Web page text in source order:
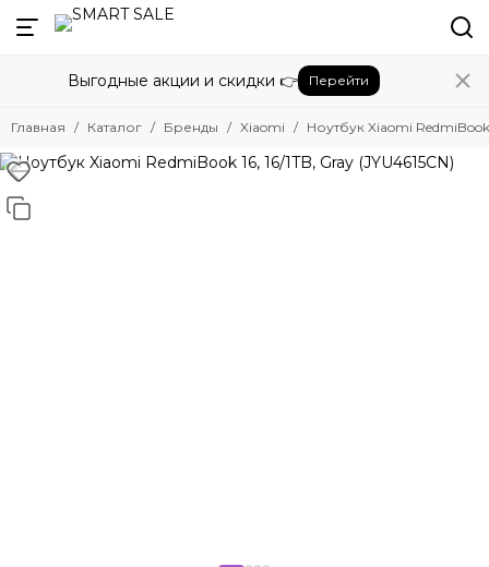
Назад
Бренды
Amazon
Apple
Bose
Выгодные акции и скидки 👉 Перейти
Главная Каталог Бренды Xiaomi Ноутбук Xiaomi RedmiBook